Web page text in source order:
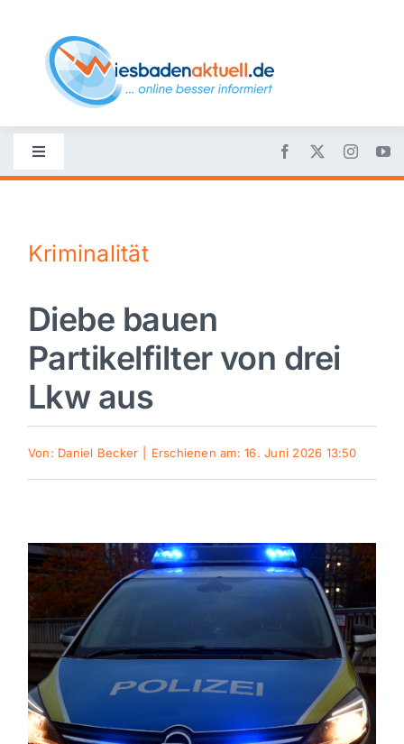
content
Toggle
Navigation
Nachrichten
Politik
Wirtschaft
Panorama
Mein Stadtteil
Galerie
Verkehrsmeldungen
Kriminalität
Diebe bauen
Partikelfilter von drei
Lkw aus
Von: Daniel Becker Erschienen am: 16. Juni 2026 13:50